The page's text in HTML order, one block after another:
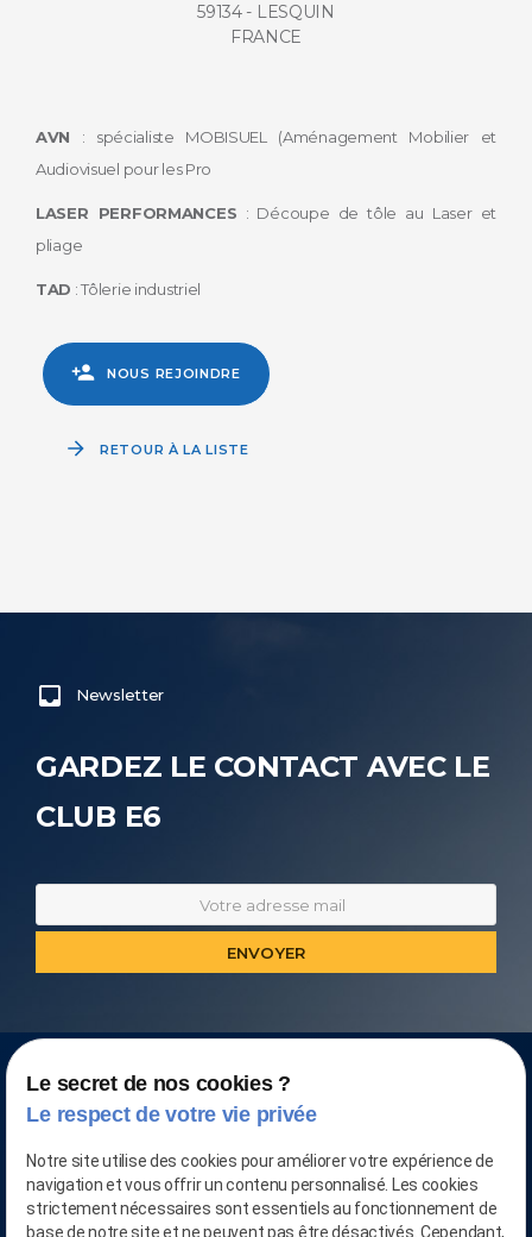
59134 - LESQUIN
FRANCE
AVN : spécialiste MOBISUEL (Aménagement Mobilier et
Audiovisuel pour les Pro
LASER PERFORMANCES : Découpe de tôle au Laser et
pliage
TAD : Tôlerie industriel
NOUS REJOINDRE
RETOUR À LA LISTE
Newsletter
GARDEZ LE CONTACT AVEC LE
CLUB E6
Le secret de nos cookies ?
Le respect de votre vie privée
Notre site utilise des cookies pour améliorer votre expérience de
navigation et vous offrir un contenu personnalisé. Les cookies
strictement nécessaires sont essentiels au fonctionnement de
base de notre site et ne peuvent pas être désactivés. Cependant,